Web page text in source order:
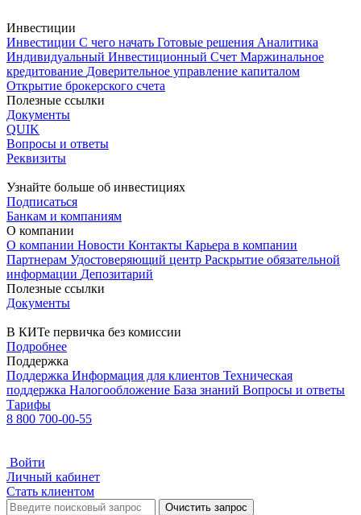
Инвестиции
Инвестиции С чего начать Готовые решения Аналитика
Индивидуальный Инвестиционный Счет Маржинальное
кредитование Доверительное управление капиталом
Открытие брокерского счета
Полезные ссылки
Документы
QUIK
Вопросы и ответы
Реквизиты
Узнайте больше об инвестициях
Подписаться
Банкам и компаниям
О компании
О компании Новости Контакты Карьера в компании
Партнерам Удостоверяющий центр Раскрытие обязательной
информации Депозитарий
Полезные ссылки
Документы
В КИТе первичка без комиссии
Подробнее
Поддержка
Поддержка Информация для клиентов Техническая
поддержка Налогообложение База знаний Вопросы и ответы
Тарифы
8 800 700-00-55
Войти
Личный кабинет
Стать клиентом
Очистить запрос